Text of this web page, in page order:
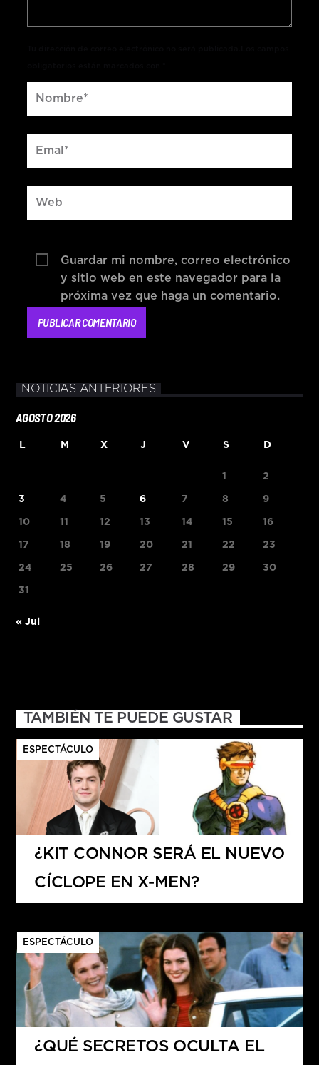
Guardar mi nombre, correo electrónico
y sitio web en este navegador para la
próxima vez que haga un comentario.
NOTICIAS ANTERIORES
AGOSTO 2026
L M X J V S D
1 2
3 4 5 6 7 8 9
10 11 12 13 14 15 16
17 18 19 20 21 22 23
24 25 26 27 28 29 30
31
« Jul
TAMBIÉN TE PUEDE GUSTAR
ESPECTÁCULO
¿KIT CONNOR SERÁ EL NUEVO
CÍCLOPE EN X-MEN?
ESPECTÁCULO
¿QUÉ SECRETOS OCULTA EL